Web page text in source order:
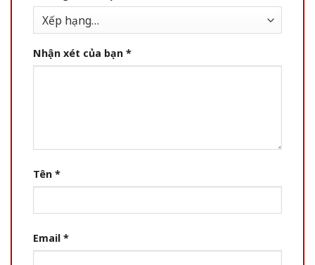
Nhận xét của bạn *
Tên *
Email *